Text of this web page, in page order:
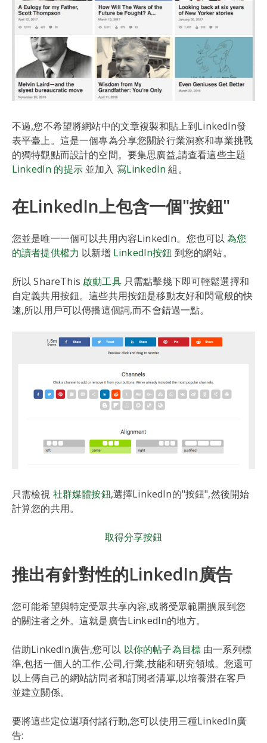
不過,您不希望將網站中的文章複製和貼上到LinkedIn發
表平臺上。這是一個專為分享您關於行業洞察和專業挑戰
的獨特觀點而設計的空間。要集思廣益,請查看這些主題
LinkedIn 的提示並加入 寫LinkedIn 組。
在LinkedIn上包含一個"按鈕"
您並是唯一一個可以共用內容LinkedIn。您也可以為您
的讀者提供權力 以新增 LinkedIn按鈕 到您的網站。
所以 ShareThis 啟動工具只需點擊幾下即可輕鬆選擇和
自定義共用按鈕。這些共用按鈕是移動友好和閃電般的快
速,所以用戶可以傳播這個詞,而不會錯過一點。
只需檢視 社群媒體按鈕,選擇LinkedIn的"按鈕",然後開始
計算您的共用。
取得分享按鈕
推出有針對性的LinkedIn廣告
您可能希望與特定受眾共享內容,或將受眾範圍擴展到您
的關注者之外。這就是廣告LinkedIn的地方。
借助LinkedIn廣告,您可以 以你的帖子為目標 由一系列標
準,包括一個人的工作,公司,行業,技能和研究領域。您還可
以上傳自己的網站訪問者和訂閱者清單,以培養潛在客戶
並建立關係。
要將這些定位選項付諸行動,您可以使用三種LinkedIn廣
告: